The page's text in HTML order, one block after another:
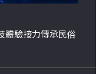
體驗接力傳承民俗